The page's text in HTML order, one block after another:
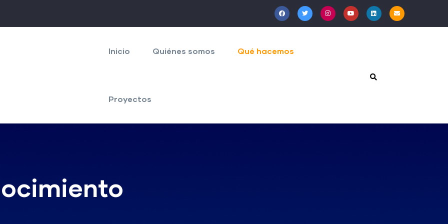
principal
Inicio Quiénes somos Qué hacemos
Proyectos